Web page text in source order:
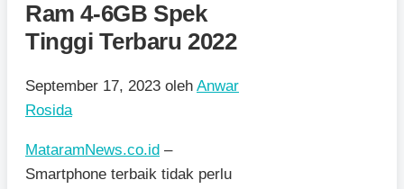
Ram 4-6GB Spek
Tinggi Terbaru 2022
September 17, 2023 oleh Anwar
Rosida
MataramNews.co.id –
Smartphone terbaik tidak perlu